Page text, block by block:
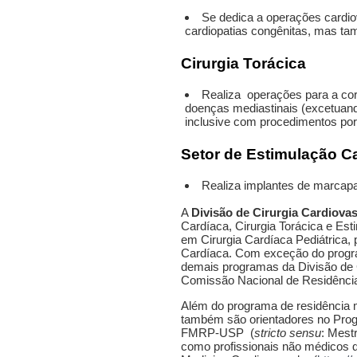
Se dedica a operações
cardiopatias congênitas, mas
Cirurgia Torácica
Realiza operações para a
doenças mediastinais
inclusive com procedimentos
Setor de Estimulação
Realiza implantes de
A Divisão de Cirurgia
Cardíaca, Cirurgia Torácica e
em Cirurgia Cardíaca Pediátrica,
Cardíaca. Com exceção do
demais programas da Divisão
Comissão Nacional de
Além do programa de residência
também são orientadores no
FMRP-USP (stricto sensu:
como profissionais não médicos